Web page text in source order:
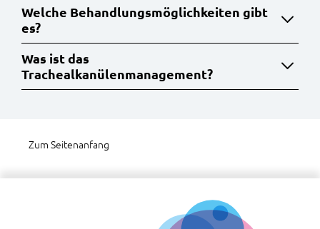
Welche Behandlungsmöglichkeiten gibt
es?
Was ist das
Trachealkanülenmanagement?
Zum Seitenanfang